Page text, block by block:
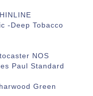
-Deep Tobacco
NOS
Paul Standard
Green